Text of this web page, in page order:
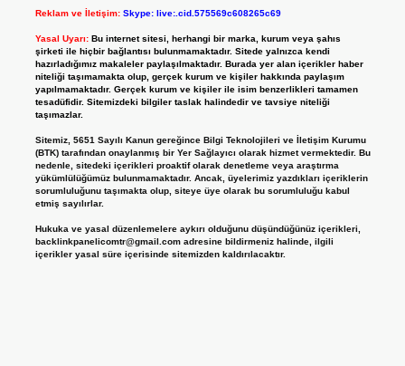
Reklam ve İletişim: Skype: live:.cid.575569c608265c69
Yasal Uyarı: Bu internet sitesi, herhangi bir marka, kurum veya şahıs
şirketi ile hiçbir bağlantısı bulunmamaktadır. Sitede yalnızca kendi
hazırladığımız makaleler paylaşılmaktadır. Burada yer alan içerikler haber
niteliği taşımamakta olup, gerçek kurum ve kişiler hakkında paylaşım
yapılmamaktadır. Gerçek kurum ve kişiler ile isim benzerlikleri tamamen
tesadüfidir. Sitemizdeki bilgiler taslak halindedir ve tavsiye niteliği
taşımazlar.
Sitemiz, 5651 Sayılı Kanun gereğince Bilgi Teknolojileri ve İletişim Kurumu
(BTK) tarafından onaylanmış bir Yer Sağlayıcı olarak hizmet vermektedir. Bu
nedenle, sitedeki içerikleri proaktif olarak denetleme veya araştırma
yükümlülüğümüz bulunmamaktadır. Ancak, üyelerimiz yazdıkları içeriklerin
sorumluluğunu taşımakta olup, siteye üye olarak bu sorumluluğu kabul
etmiş sayılırlar.
Hukuka ve yasal düzenlemelere aykırı olduğunu düşündüğünüz içerikleri,
backlinkpanelicomtr@gmail.comadresine bildirmeniz halinde, ilgili
içerikler yasal süre içerisinde sitemizden kaldırılacaktır.